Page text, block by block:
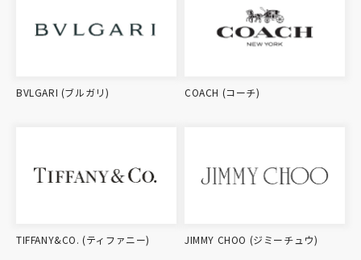
BVLGARI (ブルガリ) COACH (コーチ)
TIFFANY&CO. (ティファニー) JIMMY CHOO (ジミーチュウ)